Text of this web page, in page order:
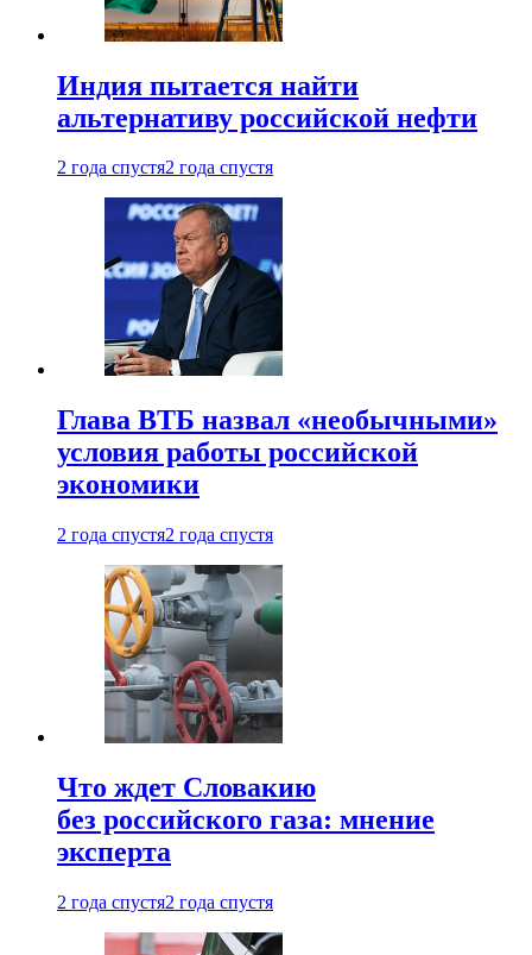
Индия пытается найти
альтернативу российской нефти
2 года спустя2 года спустя
Глава ВТБ назвал «необычными»
условия работы российской
экономики
2 года спустя2 года спустя
Что ждет Словакию
без российского газа: мнение
эксперта
2 года спустя2 года спустя